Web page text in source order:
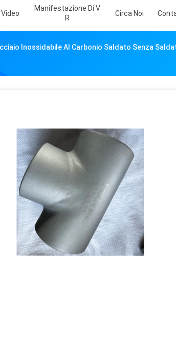
Video
Manifestazione Di V
R
Circa Noi
Inossidabile Al Carbonio Saldato Senza